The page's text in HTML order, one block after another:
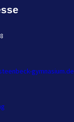
gymnasium.de